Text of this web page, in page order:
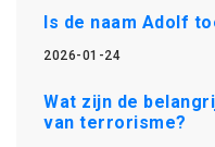
Is de naam Adolf
2026-01-24
Wat zijn de
van terrorisme?